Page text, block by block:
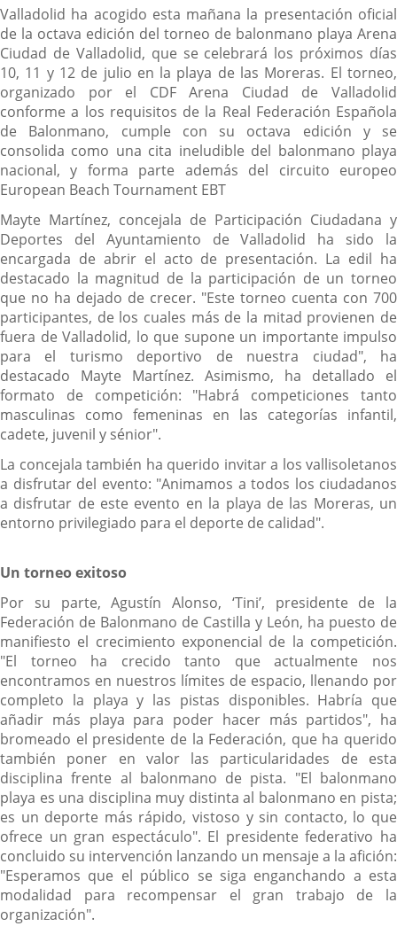
Descripción
Valladolid ha acogido esta mañana la presentación oficial
de la octava edición del torneo de balonmano playa Arena
Ciudad de Valladolid, que se celebrará los próximos días
10, 11 y 12 de julio en la playa de las Moreras. El torneo,
organizado por el CDF Arena Ciudad de Valladolid
conforme a los requisitos de la Real Federación Española
de Balonmano, cumple con su octava edición y se
consolida como una cita ineludible del balonmano playa
nacional, y forma parte además del circuito europeo
European Beach Tournament EBT
Mayte Martínez, concejala de Participación Ciudadana y
Deportes del Ayuntamiento de Valladolid ha sido la
encargada de abrir el acto de presentación. La edil ha
destacado la magnitud de la participación de un torneo
que no ha dejado de crecer. "Este torneo cuenta con 700
participantes, de los cuales más de la mitad provienen de
fuera de Valladolid, lo que supone un importante impulso
para el turismo deportivo de nuestra ciudad", ha
destacado Mayte Martínez. Asimismo, ha detallado el
formato de competición: "Habrá competiciones tanto
masculinas como femeninas en las categorías infantil,
cadete, juvenil y sénior".
La concejala también ha querido invitar a los vallisoletanos
a disfrutar del evento: "Animamos a todos los ciudadanos
a disfrutar de este evento en la playa de las Moreras, un
entorno privilegiado para el deporte de calidad".
Un torneo exitoso
Por su parte, Agustín Alonso, ‘Tini’, presidente de la
Federación de Balonmano de Castilla y León, ha puesto de
manifiesto el crecimiento exponencial de la competición.
"El torneo ha crecido tanto que actualmente nos
encontramos en nuestros límites de espacio, llenando por
completo la playa y las pistas disponibles. Habría que
añadir más playa para poder hacer más partidos", ha
bromeado el presidente de la Federación, que ha querido
también poner en valor las particularidades de esta
disciplina frente al balonmano de pista. "El balonmano
playa es una disciplina muy distinta al balonmano en pista;
es un deporte más rápido, vistoso y sin contacto, lo que
ofrece un gran espectáculo". El presidente federativo ha
concluido su intervención lanzando un mensaje a la afición:
"Esperamos que el público se siga enganchando a esta
modalidad para recompensar el gran trabajo de la
organización".